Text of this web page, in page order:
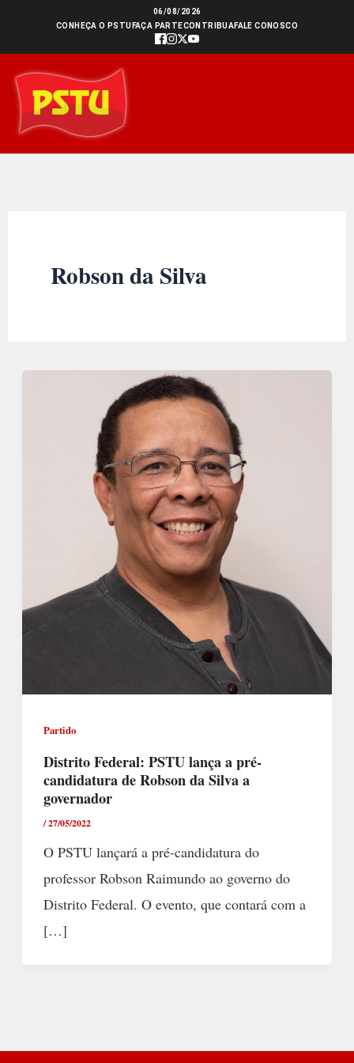
conteúdo
06/08/2026
CONHEÇA O PSTU FAÇA PARTECONTRIBUAFALE CONOSCO
Robson da Silva
Partido
Distrito Federal: PSTU lança a pré-
candidatura de Robson da Silva a
governador
/27/05/2022
O PSTU lançará a pré-candidatura do
professor Robson Raimundo ao governo do
Distrito Federal. O evento, que contará com a
[…]